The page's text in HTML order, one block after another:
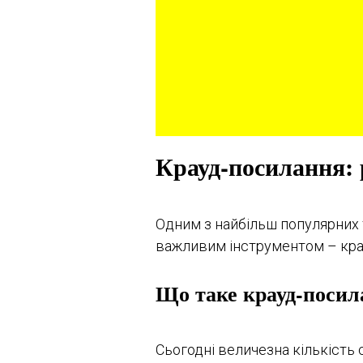
Крауд-посилання:
Одним з найбільш популярних
важливим інструментом –
Що таке крауд-
Сьогодні величезна